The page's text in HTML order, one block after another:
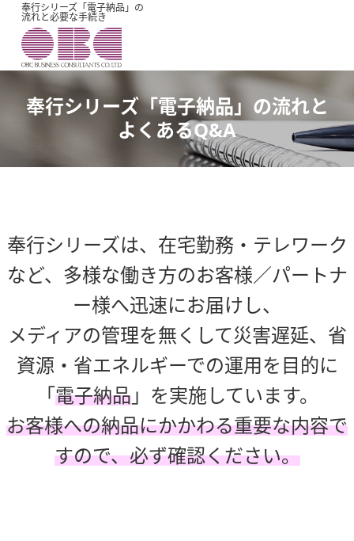
奉行シリーズ「電子納品」の
流れと必要な手続き
奉行シリーズ「電子納品」の流れと
よくあるQ&A
奉行シリーズは、在宅勤務・テレワーク
など、 多様な働き方のお客様／パートナ
ー様へ迅速にお届けし、
メディアの管理を無くして災害遅延、省
資源・省エネルギーでの運用を目的に
「 電子納品」を実施しています。
お客様への納品にかかわる重要な内容で
すので、必ず確認ください。